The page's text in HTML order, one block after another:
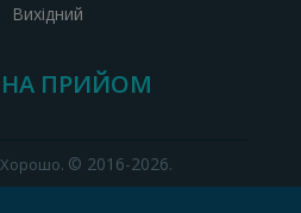
Вихідний
ПРИЙОМ
Хорошо. © 2016-2026.